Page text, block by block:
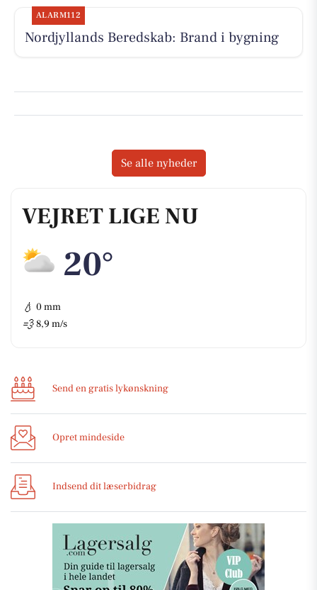
VEJRET LIGE NU
20°
💧 0 mm
💨 8,9 m/s
Send en gratis lykønskning
Opret mindeside
Indsend dit læserbidrag
ALARM112
Nordjyllands Beredskab: Brand i bygning
Se alle nyheder